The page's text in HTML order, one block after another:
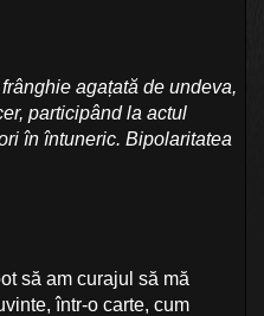
agațată de undeva,
participând la actul
în întuneric. Bipolaritatea
să am curajul să mă
într-o carte, cum